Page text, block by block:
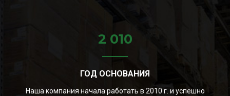
2 010
ГОД ОСНОВАНИЯ
Наша компания начала работать в 2010 г. и успешно